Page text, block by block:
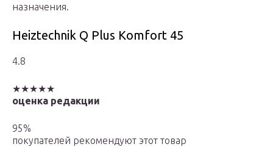
назначения.
Heiztechnik Q Plus Komfort 45
4.8
★★★★★
оценка редакции
95%
покупателей рекомендуют этот товар